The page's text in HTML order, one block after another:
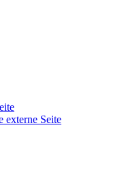
externe Seite